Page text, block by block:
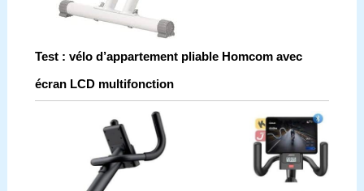
Test : vélo d’appartement pliable Homcom avec
écran LCD multifonction